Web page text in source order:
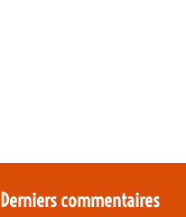
Derniers commentaires